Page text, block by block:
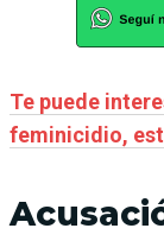
Te puede
feminicidio,